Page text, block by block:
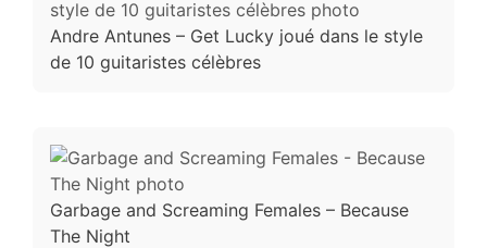
Andre Antunes – Get Lucky joué dans le style
de 10 guitaristes célèbres
Garbage and Screaming Females – Because
The Night